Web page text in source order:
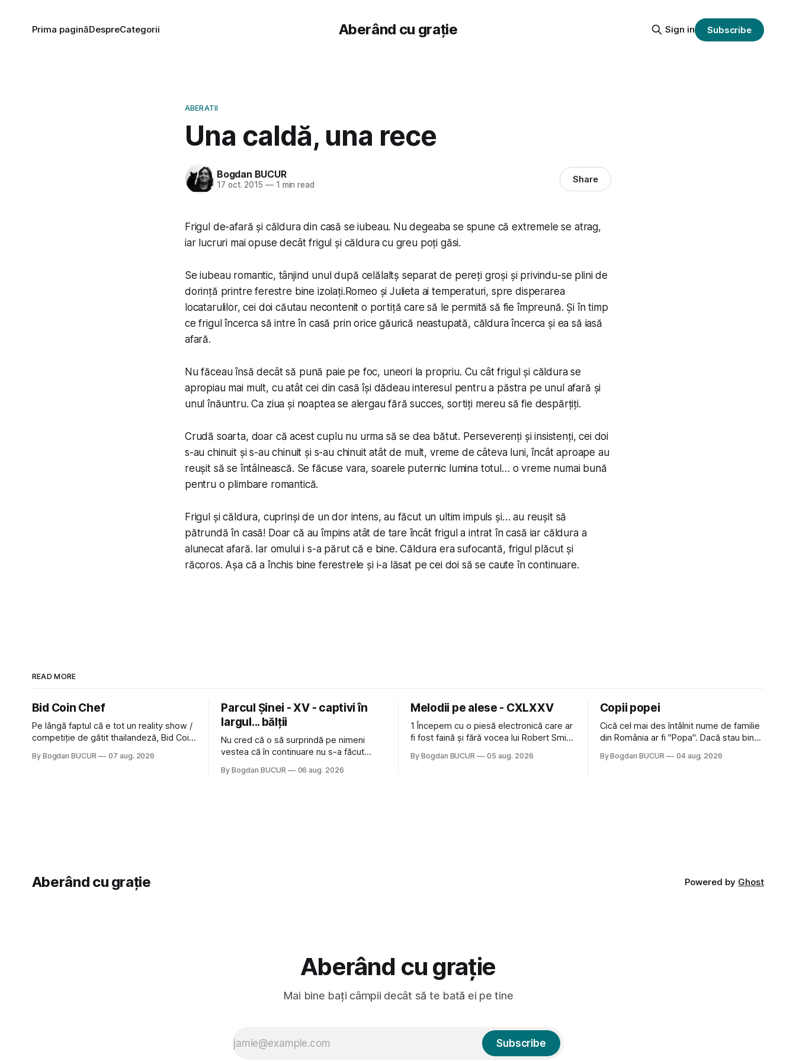
Aberând cu grație
Prima paginăDespreCategorii Sign in Subscribe
ABERATII
Una caldă, una rece
Bogdan BUCUR
17 oct. 2015 —1 min read Share
Frigul de-afară și căldura din casă se iubeau. Nu degeaba se spune că extremele se atrag,
iar lucruri mai opuse decât frigul și căldura cu greu poți găsi.
Se iubeau romantic, tânjind unul după celălaltș separat de pereți groși și privindu-se plini de
dorință printre ferestre bine izolați.Romeo și Julieta ai temperaturi, spre disperarea
locatarulilor, cei doi căutau necontenit o portiță care să le permită să fie împreună. Și în timp
ce frigul încerca să intre în casă prin orice găurică neastupată, căldura încerca și ea să iasă
afară.
Nu făceau însă decât să pună paie pe foc, uneori la propriu. Cu cât frigul și căldura se
apropiau mai mult, cu atât cei din casă își dădeau interesul pentru a păstra pe unul afară și
unul înăuntru. Ca ziua și noaptea se alergau fără succes, sortiți mereu să fie despărțiți.
Crudă soarta, doar că acest cuplu nu urma să se dea bătut. Perseverenți și insistenți, cei doi
s-au chinuit și s-au chinuit și s-au chinuit atât de mult, vreme de câteva luni, încât aproape au
reușit să se întâlnească. Se făcuse vara, soarele puternic lumina totul… o vreme numai bună
pentru o plimbare romantică.
Frigul și căldura, cuprinși de un dor intens, au făcut un ultim impuls și… au reușit să
pătrundă în casă! Doar că au împins atât de tare încât frigul a intrat în casă iar căldura a
alunecat afară. Iar omului i s-a părut că e bine. Căldura era sufocantă, frigul plăcut și
răcoros. Așa că a închis bine ferestrele și i-a lăsat pe cei doi să se caute în continuare.
READ MORE
Bid Coin Chef
Pe lângă faptul că e tot un reality show /
competiție de gătit thailandeză, Bid Coin
Restaurant War Street King Thailand: și
By Bogdan BUCUR 07 aug. 2026
Parcul Șinei - XV - captivi în
largul... bălții
Nu cred că o să surprindă pe nimeni
vestea că în continuare nu s-a făcut
afară de faptul că potăile apărute acolo
By Bogdan BUCUR 06 aug. 2026
Melodii pe alese - CXLXXV
1 Începem cu o piesă electronică care ar
fi fost faină și fără vocea lui Robert Smith
Castles, o formație cu multe piese faine
By Bogdan BUCUR 05 aug. 2026
Copii popei
Cică cel mai des întâlnit nume de familie
din România ar fi "Popa". Dacă stau bine
colegi de școala Popa cam peste tot
By Bogdan BUCUR 04 aug. 2026
Aberând cu grație Powered by Ghost
Aberând cu grație
Mai bine bați câmpii decât să te bată ei pe tine
Subscribe